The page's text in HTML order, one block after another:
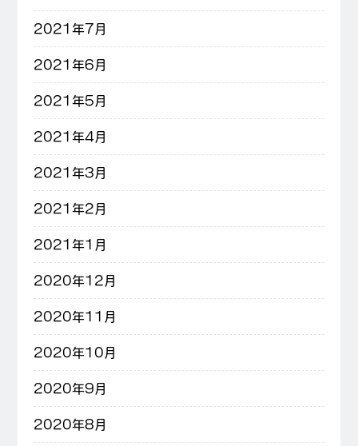
2021年7月
2021年6月
2021年5月
2021年4月
2021年3月
2021年2月
2021年1月
2020年12月
2020年11月
2020年10月
2020年9月
2020年8月